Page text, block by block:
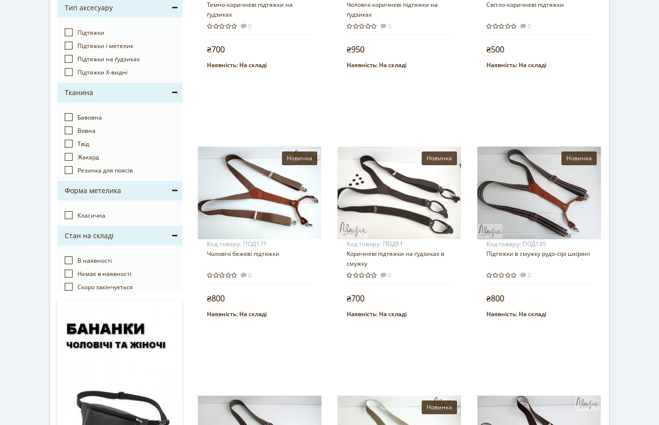
Тип аксесуару
Підтяжки
Підтяжки і метелик
Підтяжки на ґудзиках
Підтяжки Х-видні
Тканина
Бавовна
Вовна
Твід
Жакард
Резинка для поясів
Форма метелика
Класична
Стан на складі
В наявності
Немає в наявності
Cкоро закінчується
Темно-коричневі підтяжки на
ґудзиках
0
₴700
Купити
Наявність: На складі
Чоловічі коричневі підтяжки на
ґудзиках
0
₴950
Купити
Наявність: На складі
Світло-коричневі підтяжки
0
₴500
Купити
Наявність: На складі
Новинка
Код товару: ПОД171
Чоловічі бежеві підтяжки
0
₴800
Купити
Наявність: На складі
Новинка
Код товару: ПОД91
Коричневі підтяжки на ґудзиках в
смужку
0
₴700
Купити
Наявність: На складі
Новинка
Код товару: ПОД185
Підтяжки в смужку рудо-сірі шкіряні
0
₴800
Купити
Наявність: На складі
Новинка